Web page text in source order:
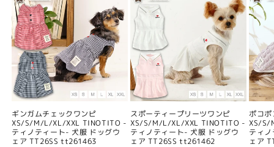
ギンガムチェックワンピ
XS/S/M/L/XL/XXL TINOTITO -
ティノティート- 犬服 ドッグウ
ェア TT26SS tt261463
スポーティープリーツワンピ
XS/S/M/L/XL/XXL TINOTITO -
ティノティート- 犬服 ドッグウ
ェア TT26SS tt261462
ポコ
XS/S/
ティ
ェア